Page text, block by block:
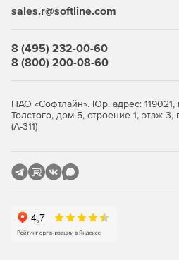
Версии Zoho ManageEngine
Professional Plus – редакция
sales.r@softline.com
8 (495) 232-00-60
8 (800) 200-08-60
ПАО «Софтлайн». Юр. адрес: 119021,
Толстого, дом 5, строение 1, этаж
(А-311)